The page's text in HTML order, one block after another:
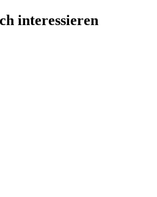
interessieren